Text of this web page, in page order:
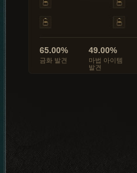
65.00%
금화 발견
49.00%
마법 아이템
발견